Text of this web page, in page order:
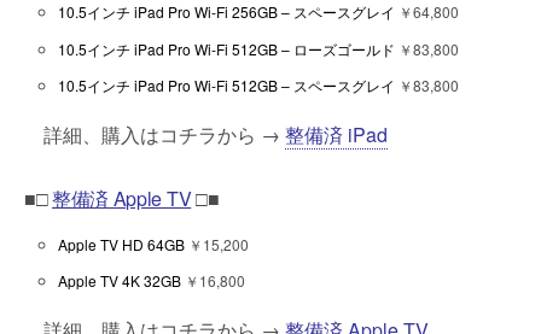
10.5インチ iPad Pro Wi-Fi 256GB – スペースグレイ ￥64,800
10.5インチ iPad Pro Wi-Fi 512GB – ローズゴールド ￥83,800
10.5インチ iPad Pro Wi-Fi 512GB – スペースグレイ ￥83,800
詳細、購入はコチラから → 整備済 iPad
■□整備済 Apple TV□■
Apple TV HD 64GB ￥15,200
Apple TV 4K 32GB ￥16,800